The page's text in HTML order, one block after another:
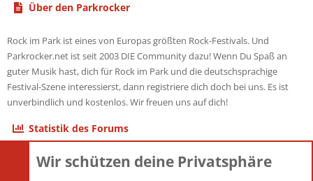
Über den Parkrocker
Rock im Park ist eines von Europas größten Rock-Festivals. Und
Parkrocker.net ist seit 2003 DIE Community dazu! Wenn Du Spaß an
guter Musik hast, dich für Rock im Park und die deutschsprachige
Festival-Szene interessierst, dann registriere dich doch bei uns. Es ist
unverbindlich und kostenlos. Wir freuen uns auf dich!
Statistik des Forums
ThemenWir schützen deine Privatsphäre